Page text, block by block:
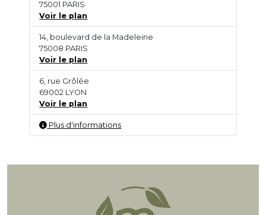
75001 PARIS
Voir le plan
14, boulevard de la Madeleine
75008 PARIS
Voir le plan
6, rue Grôlée
69002 LYON
Voir le plan
Plus d'informations